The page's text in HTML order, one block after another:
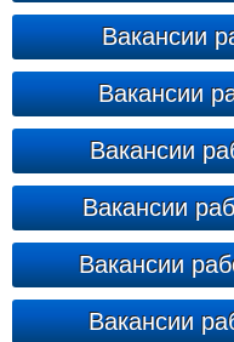
Вакансии
Вакансии
Вакансии
Вакансии
Вакансии
Вакансии